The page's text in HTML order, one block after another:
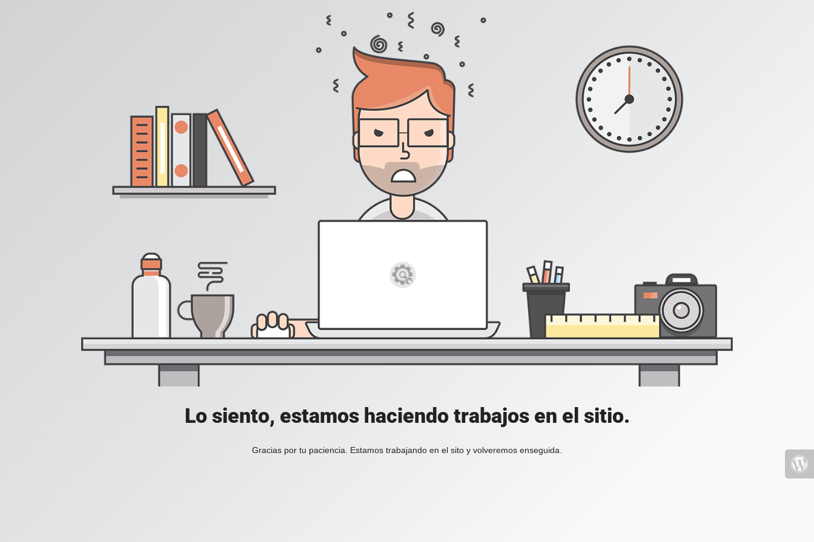
Lo siento, estamos haciendo trabajos en el sitio.
Gracias por tu paciencia. Estamos trabajando en el sito y volveremos enseguida.